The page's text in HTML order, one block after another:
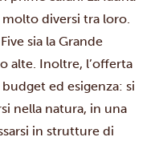
diversi tra loro.
sia la Grande
alte. Inoltre, l’offerta
ed esigenza: si
nella natura, in una
in strutture di